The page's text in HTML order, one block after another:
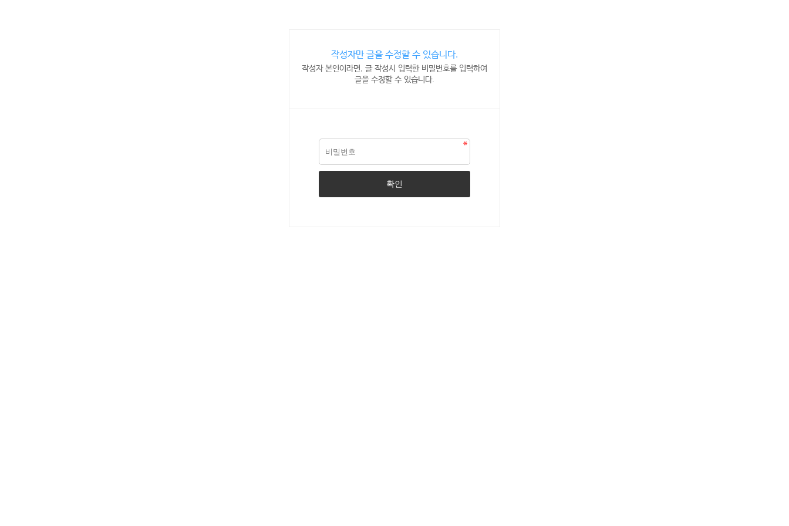
작성자만 글을 수정할 수 있습니다.
작성자 본인이라면, 글 작성시 입력한 비밀번호를 입력하여
글을 수정할 수 있습니다.